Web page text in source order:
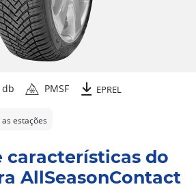
db PMSF EPREL
estações
características do
AllSeasonContact